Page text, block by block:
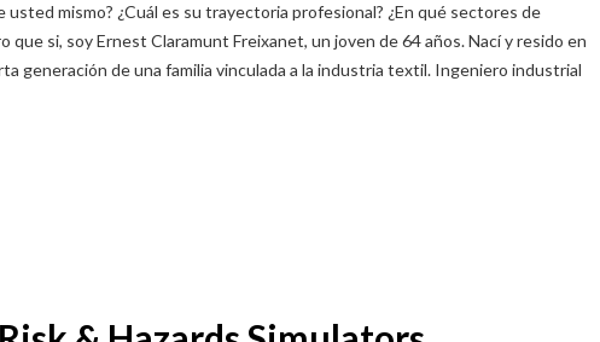
usted mismo? ¿Cuál es su trayectoria profesional? ¿En qué sectores de
que si, soy Ernest Claramunt Freixanet, un joven de 64 años. Nací y resido en
generación de una familia vinculada a la industria textil. Ingeniero industrial